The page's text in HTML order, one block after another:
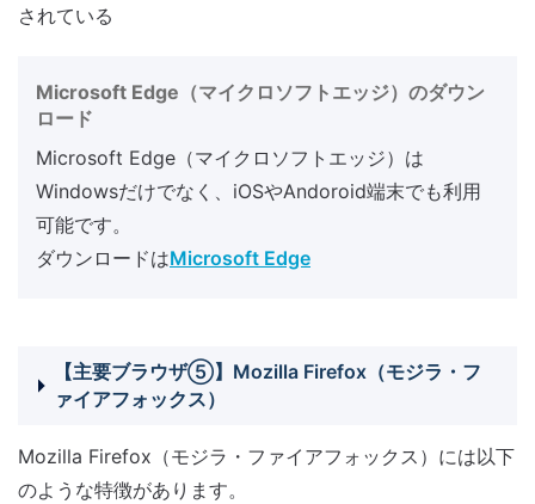
されている
Microsoft Edge（マイクロソフトエッジ）のダウン
ロード
Microsoft Edge（マイクロソフトエッジ）は
Windowsだけでなく、iOSやAndoroid端末でも利用
可能です。
ダウンロードはMicrosoft Edge
【主要ブラウザ⑤】Mozilla Firefox（モジラ・フ
ァイアフォックス）
Mozilla Firefox（モジラ・ファイアフォックス）には以下
のような特徴があります。